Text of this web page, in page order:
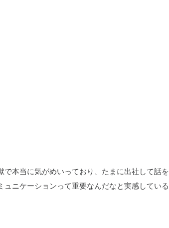
本当に気がめいっており、たまに出社して話を
ニケーションって重要なんだなと実感している